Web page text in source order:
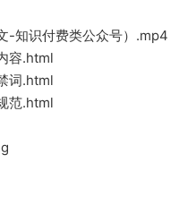
-知识付费类公众号）.mp4
容.html
词.html
范.html